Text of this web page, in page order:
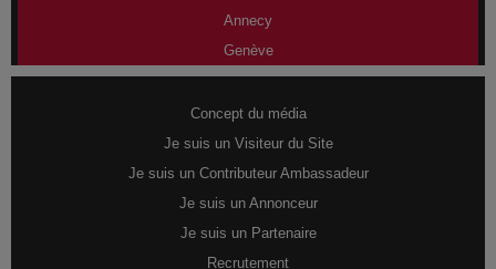
Annecy
Genève
Concept du média
Je suis un Visiteur du Site
Je suis un Contributeur Ambassadeur
Je suis un Annonceur
Je suis un Partenaire
Recrutement